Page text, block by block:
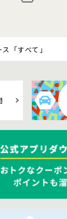
「すべて」